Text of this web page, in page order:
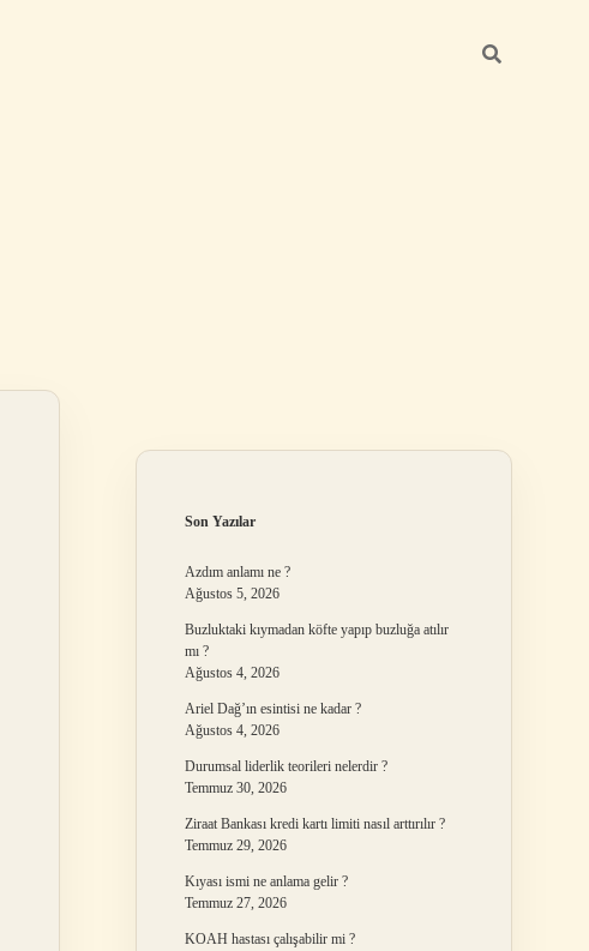
Son Yazılar
Azdım anlamı ne ?
Ağustos 5, 2026
Buzluktaki kıymadan köfte yapıp buzluğa atılır
mı ?
Ağustos 4, 2026
Ariel Dağ’ın esintisi ne kadar ?
Ağustos 4, 2026
Durumsal liderlik teorileri nelerdir ?
Temmuz 30, 2026
Ziraat Bankası kredi kartı limiti nasıl arttırılır ?
Temmuz 29, 2026
Kıyası ismi ne anlama gelir ?
Temmuz 27, 2026
KOAH hastası çalışabilir mi ?